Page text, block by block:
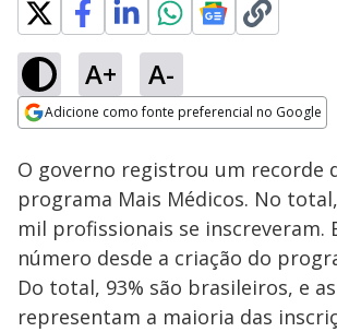
A+ A-
Adicione como fonte preferencial no Google
Ativar
100.00%
O governo registrou um recorde
programa Mais Médicos. No
mil profissionais se inscreveram.
número desde a criação do
Do total, 93% são brasileiros, e
representam a maioria das